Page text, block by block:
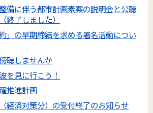
備に伴う都市計画素案の説明会と公聴
終了しました）
」の早期締結を求める署名活動につい
聴しませんか
を見に行こう！
推進計画
経済対策分）の受付終了のお知らせ